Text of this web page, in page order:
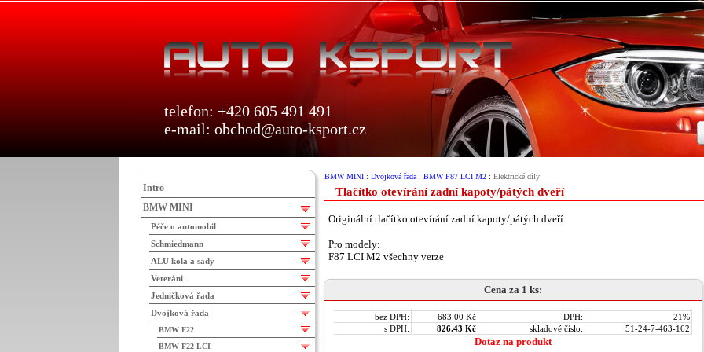
telefon: +420 605 491 491
e-mail: obchod@auto-ksport.cz
BMW MINI : Dvojková řada : BMW F87 LCI M2 : Elektrické díly
Tlačítko otevírání zadní kapoty/pátých dveří
Originální tlačítko otevírání zadní kapoty/pátých dveří.
Pro modely:
F87 LCI M2 všechny verze
Cena za 1 ks:
bez DPH: 683.00 Kč DPH:
21%
s DPH:
826.43 Kč skladové číslo: 51-24-7-463-162
Dotaz na produkt
Intro
BMW MINI
Péče o automobil
Schmiedmann
ALU kola a sady
Veteráni
Jedničková řada
Dvojková řada
BMW F22
BMW F22 LCI